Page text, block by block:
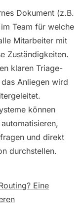
Dokument (z.B.
Team für welche
Mitarbeiter mit
Zuständigkeiten.
klaren Triage-
Anliegen wird
können
und direkt
durchstellen.
Eine